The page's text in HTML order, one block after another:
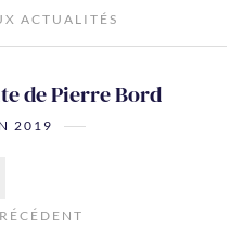
ACTUALITÉS
de Pierre Bord
2019